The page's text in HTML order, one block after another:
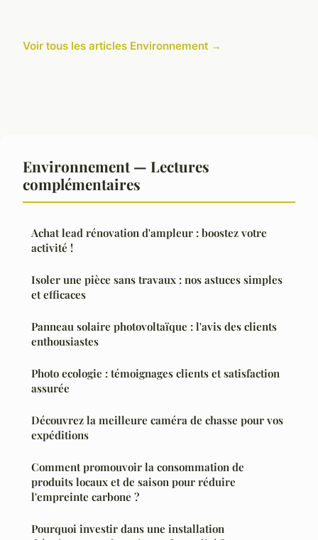
Voir tous les articles Environnement →
Environnement — Lectures
complémentaires
Achat lead rénovation d'ampleur : boostez votre
activité !
Isoler une pièce sans travaux : nos astuces simples
et efficaces
Panneau solaire photovoltaïque : l'avis des clients
enthousiastes
Photo ecologie : témoignages clients et satisfaction
assurée
Découvrez la meilleure caméra de chasse pour vos
expéditions
Comment promouvoir la consommation de
produits locaux et de saison pour réduire
l'empreinte carbone ?
Pourquoi investir dans une installation